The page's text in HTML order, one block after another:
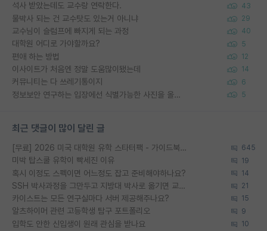
석사 받았는데도 교수랑 연락한다. 43
물박사 되는 건 교수탓도 있는거 아니냐 29
교수님이 슬럼프에 빠지게 되는 과정 40
대학원 어디로 가야할까요? 5
편애 하는 방법 12
이사이트가 처음엔 정말 도움많이됐는데 14
커뮤니티는 다 쓰레기통이지 6
정보보안 연구하는 입장에선 식별가능한 사진을 올리는건 비추이긴함 5
최근 댓글이 많이 달린 글
[무료] 2026 미국 대학원 유학 스타터팩 - 가이드북 & 합격자 컨택메일 템플릿 645
미박 탑스쿨 유학이 빡세진 이유 19
혹시 이정도 스펙이면 어느정도 잡고 준비해야하나요? 14
SSH 박사과정을 그만두고 지방대 박사로 옮기면 교수의 꿈은 끝일까요? 21
카이스트는 모든 연구실마다 서버 제공해주나요? 15
알츠하이머 관련 고등학생 탐구 포트폴리오 9
입학도 안한 신입생이 원래 관심을 받나요 10